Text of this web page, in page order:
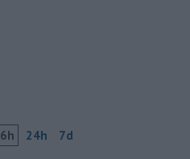
6h 24h 7d